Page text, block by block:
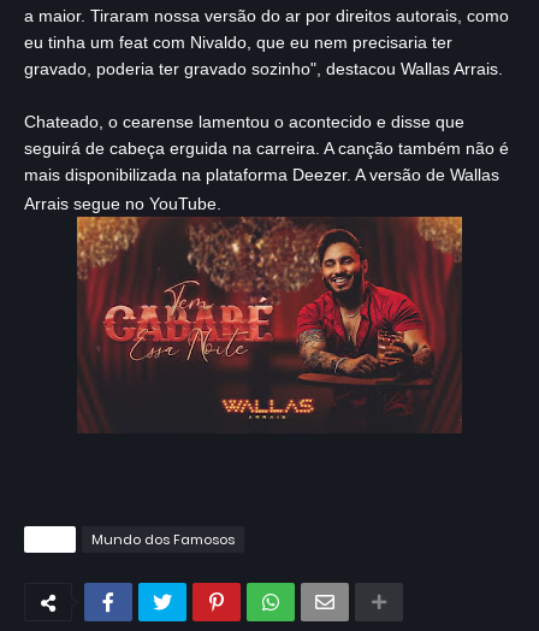
a maior. Tiraram nossa versão do ar por direitos autorais, como
eu tinha um feat com Nivaldo, que eu nem precisaria ter
gravado, poderia ter gravado sozinho", destacou Wallas Arrais.
Chateado, o cearense lamentou o acontecido e disse que
seguirá de cabeça erguida na carreira. A canção também não é
mais disponibilizada na plataforma Deezer. A versão de Wallas
Arrais segue no YouTube.
Mundo dos Famosos